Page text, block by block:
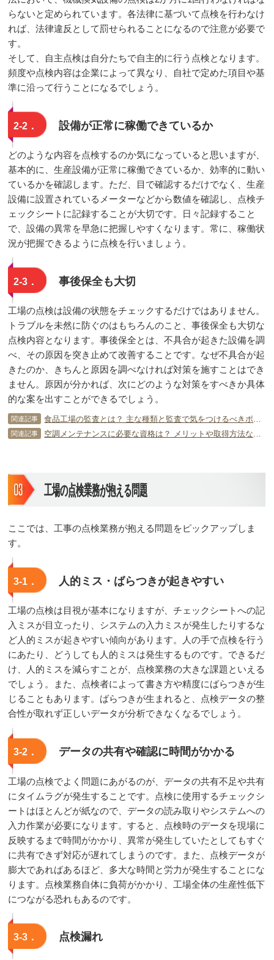
らないと定められています。各法律に基づいて点検を行わなけ
れば、法律違反として罰せられることになるので注意が必要で
す。
そして、自主点検は自分たちで自主的に行う点検となります。
頻度や点検内容は企業によって異なり、自社で定めた項目や基
準に沿って行うことになるでしょう。
2-2． 設備が正常に稼働できているか
どのような内容を点検するのか気になっていると思いますが、
基本的に、生産設備が正常に稼働できているか、効率的に動い
ているかを確認します。ただ、目で確認するだけでなく、生産
設備に設置されているメーターなどから数値を確認し、点検チ
ェックシートに記録することが大切です。日々記録すること
で、設備の異常を早急に把握しやすくなります。常に、稼働状
況が把握できるように点検を行いましょう。
2-3． 事後保全も大切
工場の点検は設備の状態をチェックするだけではありません。
トラブルを未然に防ぐのはもちろんのこと、事後保全も大切な
点検内容となります。事後保全とは、不具合が起きた設備を調
べ、その原因を突き止めて改善することです。なぜ不具合が起
きたのか、きちんと原因を調べなければ対策を施すことはでき
ません。原因が分かれば、次にどのような対策をすべきか具体
的な案を出すことができるでしょう。
関連記事
関連記事
工場の点検業務が抱える問題
ここでは、工事の点検業務が抱える問題をピックアップしま
す。
3-1． 人的ミス・ばらつきが起きやすい
工場の点検は目視が基本になりますが、チェックシートへの記
入ミスが目立ったり、システムの入力ミスが発生したりするな
ど人的ミスが起きやすい傾向があります。人の手で点検を行う
にあたり、どうしても人的ミスは発生するものです。できるだ
け、人的ミスを減らすことが、点検業務の大きな課題といえる
でしょう。また、点検者によって書き方や精度にばらつきが生
じることもあります。ばらつきが生まれると、点検データの整
合性が取れず正しいデータが分析できなくなるでしょう。
3-2． データの共有や確認に時間がかかる
工場の点検でよく問題にあがるのが、データの共有不足や共有
にタイムラグが発生することです。点検に使用するチェックシ
ートはほとんどが紙なので、データの読み取りやシステムへの
入力作業が必要になります。すると、点検時のデータを現場に
反映するまで時間がかかり、異常が発生していたとしてもすぐ
に共有できず対応が遅れてしまうのです。また、点検データが
膨大であればあるほど、多大な時間と労力が発生することにな
ります。点検業務自体に負荷がかかり、工場全体の生産性低下
につながる恐れもあるのです。
3-3． 点検漏れ